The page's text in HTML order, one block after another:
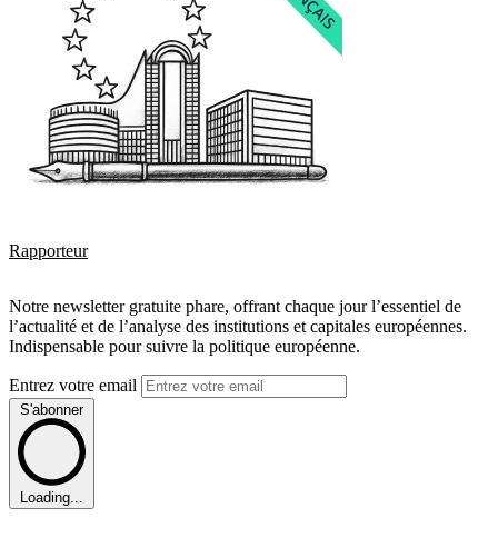
Rapporteur
Notre newsletter gratuite phare, offrant chaque jour l’essentiel de
l’actualité et de l’analyse des institutions et capitales européennes.
Indispensable pour suivre la politique européenne.
Entrez votre email
S'abonner
Loading...